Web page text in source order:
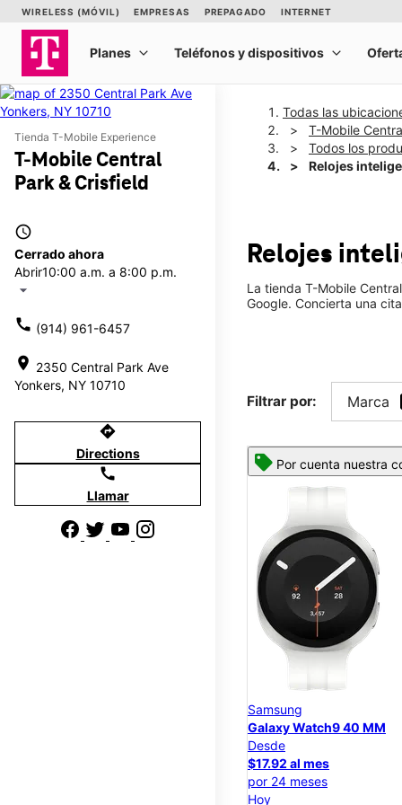
Tienda T-Mobile Experience
T-Mobile Central
Park & Crisfield
access_time
Cerrado ahora
Abrir10:00 a.m. a 8:00 p.m.
arrow_drop_down
call (914) 961-6457
location_on 2350 Central Park Ave
Yonkers, NY 10710
directions
Directions
call
Llamar
Todas las
T-Mobile
Todos los
Relojes
Relojes
La tienda T-Mobile
Google. Concierta una
Filtrar por: Marca
Por cuenta nuestra
Samsung
Galaxy Watch9 40 MM
Desde
$17.92 al mes
por 24 meses
Hoy